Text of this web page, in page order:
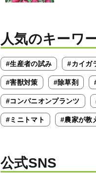
人気のキーワ
#生産者の試み #カイガ
#害獣対策 #除草剤
#コンパニオンプランツ
#ミニトマト #農家が教
公式SNS